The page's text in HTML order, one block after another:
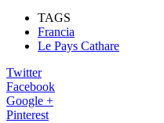
TAGS
Francia
Le Pays Cathare
Twitter
Facebook
Google +
Pinterest